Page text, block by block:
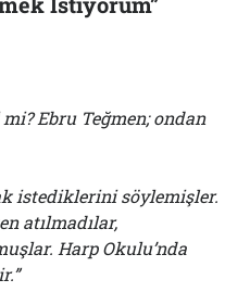
Ebru Teğmen; ondan
istediklerini söylemişler.
atılmadılar,
Harp Okulu’nda